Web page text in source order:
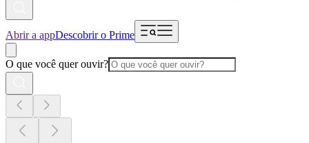
Abrir a appDescobrir o Prime
O que você quer ouvir?